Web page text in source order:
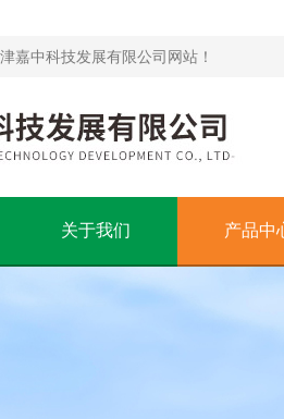
嘉中科技发展有限公司网站！
关于我们 产品中